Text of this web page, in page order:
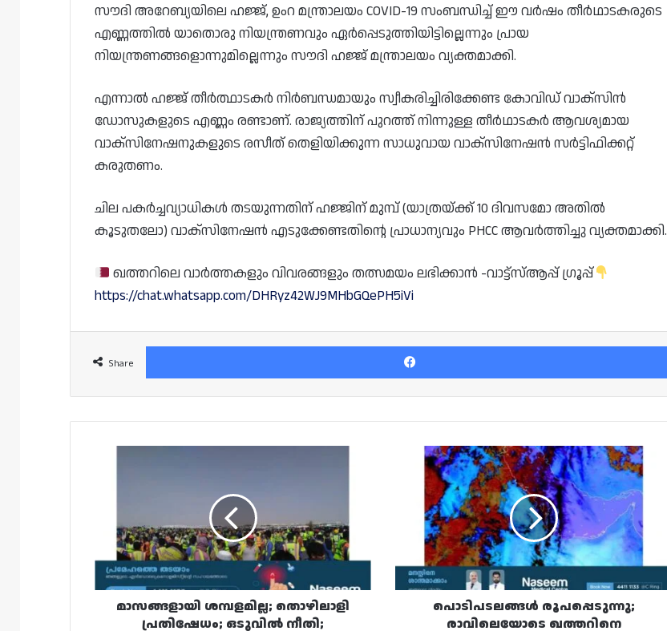
സൗദി അറേബ്യയിലെ ഹജ്ജ്, ഉംറ മന്ത്രാലയം COVID-19 സംബന്ധിച്ച് ഈ വർഷം തീർഥാടകരുടെ
എണ്ണത്തിൽ യാതൊരു നിയന്ത്രണവും ഏർപ്പെടുത്തിയിട്ടില്ലെന്നും പ്രായ
നിയന്ത്രണങ്ങളൊന്നുമില്ലെന്നും സൗദി ഹജ്ജ് മന്ത്രാലയം വ്യക്തമാക്കി.
എന്നാൽ ഹജ്ജ് തീർത്ഥാടകർ നിർബന്ധമായും സ്വീകരിച്ചിരിക്കേണ്ട കോവിഡ് വാക്‌സിൻ
ഡോസുകളുടെ എണ്ണം രണ്ടാണ്. രാജ്യത്തിന് പുറത്ത് നിന്നുള്ള തീർഥാടകർ ആവശ്യമായ
വാക്സിനേഷനുകളുടെ രസീത് തെളിയിക്കുന്ന സാധുവായ വാക്സിനേഷൻ സർട്ടിഫിക്കറ്റ്
കരുതണം.
ചില പകർച്ചവ്യാധികൾ തടയുന്നതിന് ഹജ്ജിന് മുമ്പ് (യാത്രയ്ക്ക് 10 ദിവസമോ അതിൽ
കൂടുതലോ) വാക്സിനേഷൻ എടുക്കേണ്ടതിന്റെ പ്രാധാന്യവും PHCC ആവർത്തിച്ചു വ്യക്തമാക്കി.
ഖത്തറിലെ വാർത്തകളും വിവരങ്ങളും തത്സമയം ലഭിക്കാൻ -വാട്ട്സ്ആപ്പ് ഗ്രൂപ്പ്
https://chat.whatsapp.com/DHRyz42WJ9MHbGQePH5iVi
Share
നീതി;
ഖത്തറിലെ
കമ്പനിക്കെതിരെ
നടപടിയുമായി
അധികൃതർ
മാസങ്ങളായി ശമ്പളമില്ല; തൊഴിലാളി
പ്രതിഷേധം; ഒടുവിൽ നീതി;
പൊടിപടലങ്ങൾ
രൂപപ്പെടുന്നു;
രാവിലെയോടെ
ഖത്തറിനെ
ബാധിക്കും
പൊടിപടലങ്ങൾ രൂപപ്പെടുന്നു;
രാവിലെയോടെ ഖത്തറിനെ